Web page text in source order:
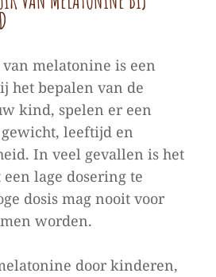
melatonine is een
het bepalen van de
kind, spelen er een
leeftijd en
In veel gevallen is het
lage dosering te
dosis mag nooit voor
worden.
door kinderen,